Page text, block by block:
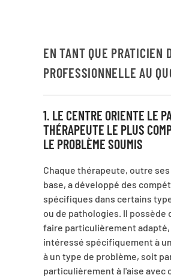
EN TANT QUE PRATICIEN
PROFESSIONNELLE AU
1. LE CENTRE ORIENTE LE
THÉRAPEUTE LE PLUS
LE PROBLÈME SOUMIS
Chaque thérapeute, outre
base, a développé des
spécifiques dans certains
ou de pathologies. Il possède
faire particulièrement
intéressé spécifiquement à
à un type de problème, soit
particulièrement à l'aise avec